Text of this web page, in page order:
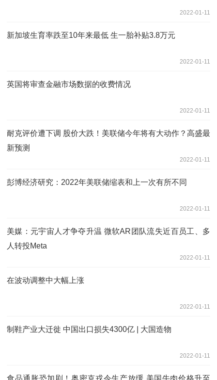
2022-01-11
新加坡生育率跌至10年来最低 生一胎补贴3.8万元
2022-01-11
英国将审查金融市场数据的收费情况
2022-01-11
耐克评价遭下调 股价大跌！美联储今年将有大动作？高盛最
新预测
2022-01-11
彭博经济研究：2022年美联储缩表和上一次有所不同
2022-01-11
美媒：元宇宙人才争夺升温 微软AR团队流失近百员工、多
人转投Meta
2022-01-11
在波动调整中大幅上涨
2022-01-11
制鞋产业大迁徙 中国出口损失4300亿 | 大国造物
2022-01-11
食品通胀恐加剧！奥密克戎令生产放缓 美国牛肉价格升至